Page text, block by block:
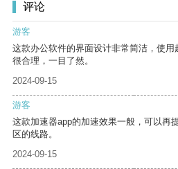
评论
游客
这款办公软件的界面设计非常简洁，使
很合理，一目了然。
2024-09-15
游客
这款加速器app的加速效果一般，可以再
区的线路。
2024-09-15